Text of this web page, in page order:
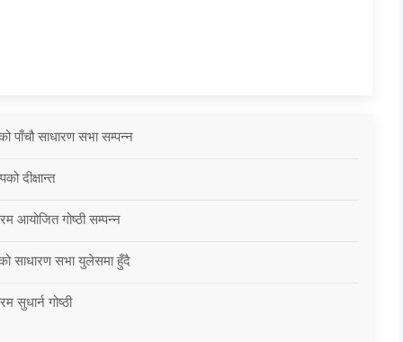
पाँचौ साधारण सभा सम्पन्न
दीक्षान्त
आयोजित गोष्ठी सम्पन्न
साधारण सभा युलेसमा हुँदै
सुधार्न गोष्ठी